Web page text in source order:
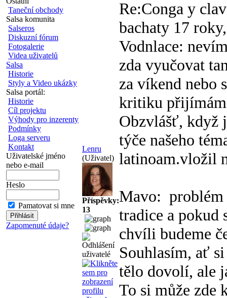
Taneční obchody
Salsa komunita
Salseros
Diskuzní fórum
Fotogalerie
Videa uživatelů
Salsa
Historie
Styly a Video ukázky
Salsa portál:
Historie
Cíl projektu
Výhody pro inzerenty
Podmínky
Loga serveru
Kontakt
Uživatelské jméno
nebo e-mail
Heslo
Pamatovat si mne
Zapomenuté údaje?
Lenru
(Uživatel)
Příspěvky:
13
Re:Conga y
bachaty 17
Vodnlace:
zda vyučovat
za víkend nebo
kritiku
Obzvlášť, když
týče našeho
latinoam.vložil
Mavo: problém
tradice a pokud
chvíli budeme
Souhlasím, ať
tělo dovolí, ale
To si může zde